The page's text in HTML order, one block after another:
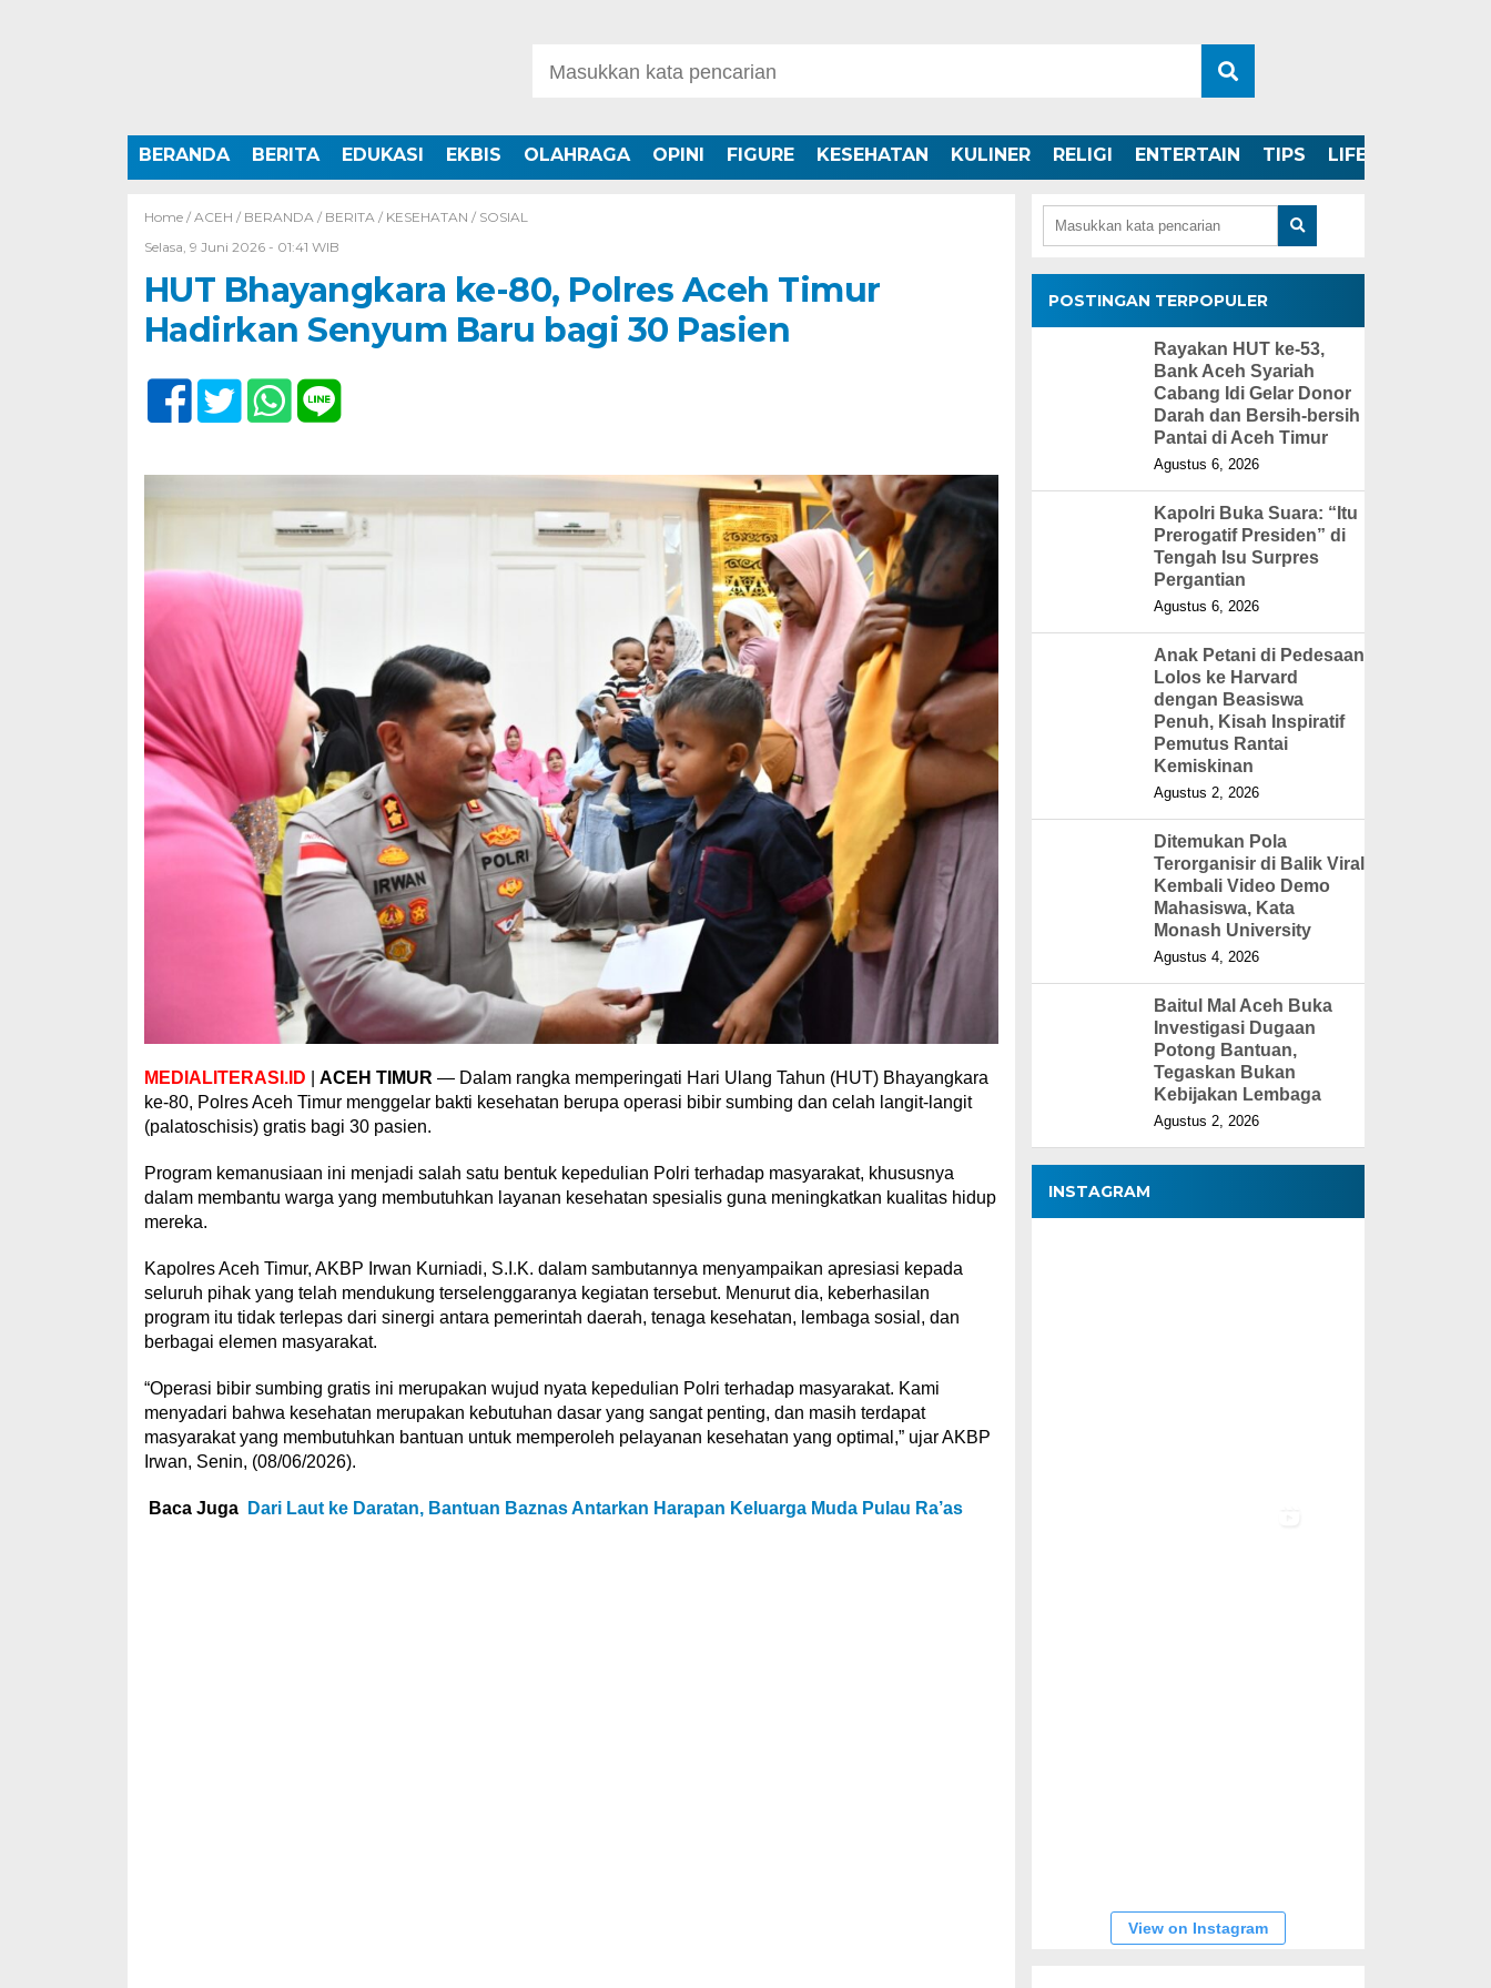
BERANDA BERITA EDUKASI EKBIS OLAHRAGA OPINI FIGURE KESEHATAN KULINER RELIGI ENTERTAIN TIPS LIFESTYLE
Home / ACEH / BERANDA/ BERITA/ KESEHATAN / SOSIAL
Selasa, 9 Juni 2026 - 01:41 WIB
HUT Bhayangkara ke-80, Polres Aceh Timur
Hadirkan Senyum Baru bagi 30 Pasien
MEDIALITERASI.ID ACEH TIMUR — Dalam rangka memperingati Hari Ulang Tahun (HUT) Bhayangkara
ke-80, Polres Aceh Timur menggelar bakti kesehatan berupa operasi bibir sumbing dan celah langit-langit
(palatoschisis) gratis bagi 30 pasien.
Program kemanusiaan ini menjadi salah satu bentuk kepedulian Polri terhadap masyarakat, khususnya
dalam membantu warga yang membutuhkan layanan kesehatan spesialis guna meningkatkan kualitas hidup
mereka.
Kapolres Aceh Timur, AKBP Irwan Kurniadi, S.I.K. dalam sambutannya menyampaikan apresiasi kepada
seluruh pihak yang telah mendukung terselenggaranya kegiatan tersebut. Menurut dia, keberhasilan
program itu tidak terlepas dari sinergi antara pemerintah daerah, tenaga kesehatan, lembaga sosial, dan
berbagai elemen masyarakat.
“Operasi bibir sumbing gratis ini merupakan wujud nyata kepedulian Polri terhadap masyarakat. Kami
menyadari bahwa kesehatan merupakan kebutuhan dasar yang sangat penting, dan masih terdapat
masyarakat yang membutuhkan bantuan untuk memperoleh pelayanan kesehatan yang optimal,” ujar AKBP
Irwan, Senin, (08/06/2026).
Baca Juga Dari Laut ke Daratan, Bantuan Baznas Antarkan Harapan Keluarga Muda Pulau Ra’as
POSTINGAN TERPOPULER
Rayakan HUT ke-53,
Bank Aceh Syariah
Cabang Idi Gelar Donor
Darah dan Bersih-bersih
Pantai di Aceh Timur
Agustus 6, 2026
Kapolri Buka Suara: “Itu
Prerogatif Presiden” di
Tengah Isu Surpres
Pergantian
Agustus 6, 2026
Anak Petani di Pedesaan
Lolos ke Harvard
dengan Beasiswa
Penuh, Kisah Inspiratif
Pemutus Rantai
Kemiskinan
Agustus 2, 2026
Ditemukan Pola
Terorganisir di Balik Viral
Kembali Video Demo
Mahasiswa, Kata
Monash University
Agustus 4, 2026
Baitul Mal Aceh Buka
Investigasi Dugaan
Potong Bantuan,
Tegaskan Bukan
Kebijakan Lembaga
Agustus 2, 2026
INSTAGRAM
View on Instagram